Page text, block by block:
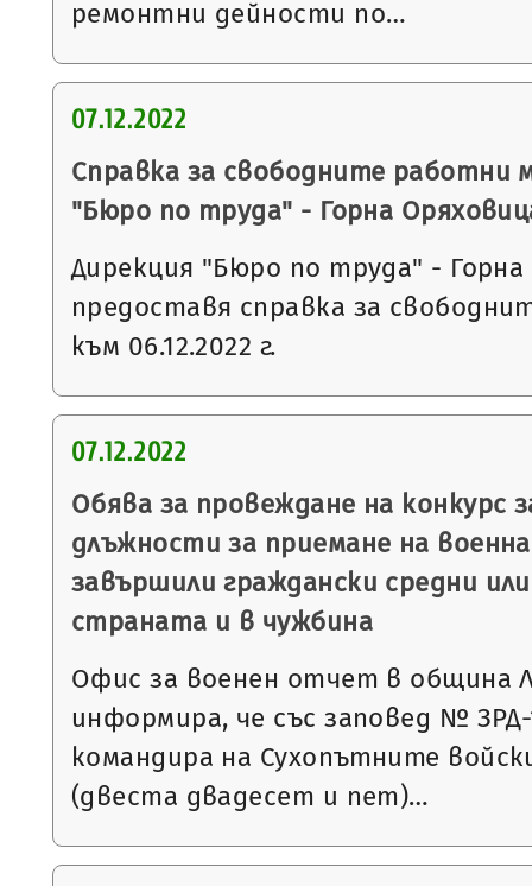
ремонтни дейности по…
07.12.2022
Справка за свободните работни
"Бюро по труда" - Горна
Дирекция "Бюро по труда" -
предоставя справка за
към 06.12.2022 г.
07.12.2022
Обява за провеждане на конкурс
длъжности за приемане на
завършили граждански средни
страната и в чужбина
Офис за военен отчет в община
информира, че със заповед № ЗРД-
командира на Сухопътните
(двеста двадесет и пет)…